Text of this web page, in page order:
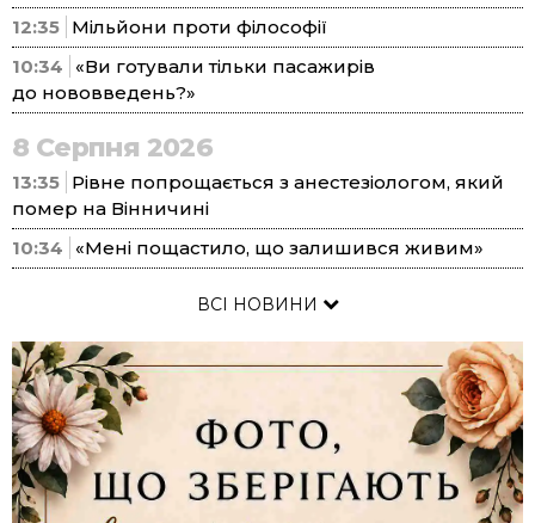
12:35 Мільйони проти філософії
10:34
«Ви готували тільки пасажирів
до нововведень?»
8 Серпня 2026
13:35 Рівне попрощається з анестезіологом, який
помер на Вінничині
10:34
«Мені пощастило, що залишився живим»
ВСІ НОВИНИ